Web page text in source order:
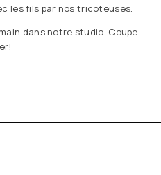
les fils par nos tricoteuses.
dans notre studio. Coupe